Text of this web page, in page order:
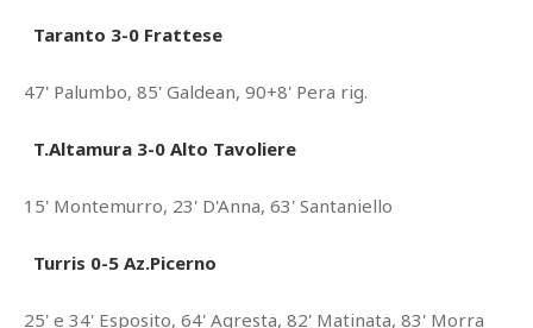
Taranto 3-0 Frattese
47' Palumbo, 85' Galdean, 90+8' Pera rig.
T.Altamura 3-0 Alto Tavoliere
15' Montemurro, 23' D'Anna, 63' Santaniello
Turris 0-5 Az.Picerno
25' e 34' Esposito, 64' Agresta, 82' Matinata, 83' Morra